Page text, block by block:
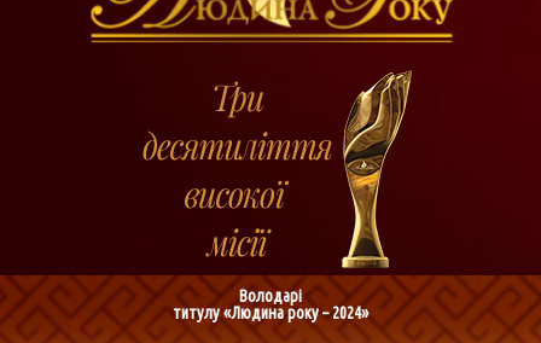
Володарі
титулу «Людина року – 2024»